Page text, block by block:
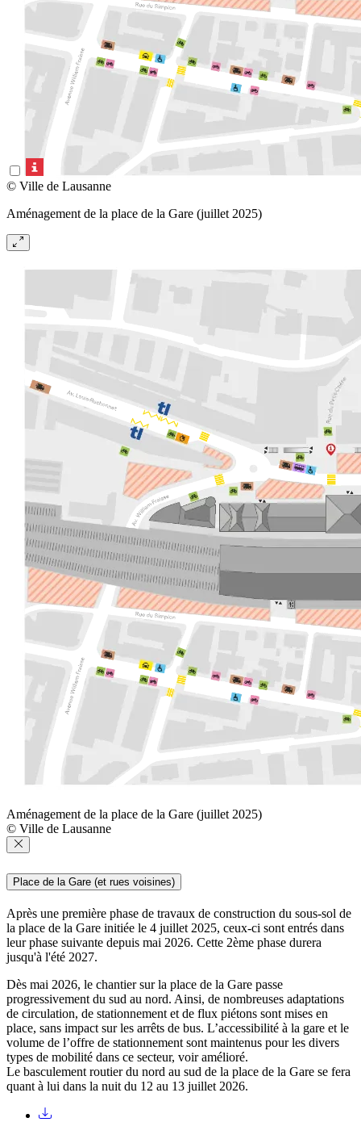
© Ville de Lausanne
Aménagement de la place de la Gare (juillet 2025)
Aménagement de la place de la Gare (juillet 2025)
© Ville de Lausanne
Place de la Gare (et rues voisines)
Après une première phase de travaux de construction du sous-sol de
la place de la Gare initiée le 4 juillet 2025, ceux-ci sont entrés dans
leur phase suivante depuis mai 2026. Cette 2ème phase durera
jusqu'à l'été 2027.
Dès mai 2026, le chantier sur la place de la Gare passe
progressivement du sud au nord. Ainsi, de nombreuses adaptations
de circulation, de stationnement et de flux piétons sont mises en
place, sans impact sur les arrêts de bus. L’accessibilité à la gare et le
volume de l’offre de stationnement sont maintenus pour les divers
types de mobilité dans ce secteur, voir amélioré.
Le basculement routier du nord au sud de la place de la Gare se fera
quant à lui dans la nuit du 12 au 13 juillet 2026.